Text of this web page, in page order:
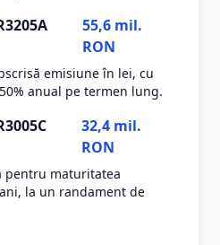
55,6 mil.
RON
emisiune în lei, cu
anual pe termen lung.
32,4 mil.
RON
pentru maturitatea
la un randament de